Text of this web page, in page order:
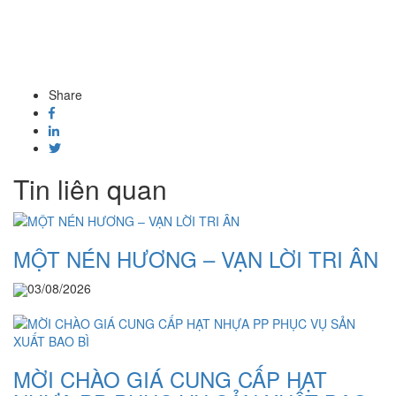
Share
Tin liên quan
MỘT NÉN HƯƠNG – VẠN LỜI TRI ÂN
03/08/2026
MỜI CHÀO GIÁ CUNG CẤP HẠT